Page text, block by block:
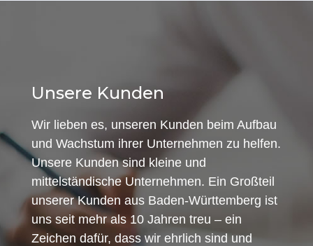
Unsere Kunden
Wir lieben es, unseren Kunden beim Aufbau
und Wachstum ihrer Unternehmen zu helfen.
Unsere Kunden sind kleine und
mittelständische Unternehmen. Ein Großteil
unserer Kunden aus Baden-Württemberg ist
uns seit mehr als 10 Jahren treu – ein
Zeichen dafür, dass wir ehrlich sind und